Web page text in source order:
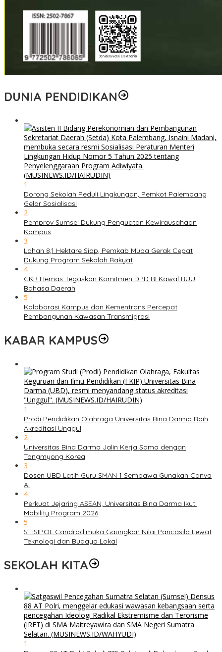
DUNIA PENDIDIKAN
1
Dorong Sekolah Peduli Lingkungan, Pemkot Palembang
Gelar Sosialisasi
2
Pemprov Sumsel Dukung Penguatan Kewirausahaan
Kampus
3
Lahan 8,1 Hektare Siap, Pemkab Muba Gerak Cepat
Dukung Program Sekolah Rakyat
4
GKR Hemas Tegaskan Komitmen DPD RI Kawal RUU
Bahasa Daerah
5
Kolaborasi Kampus dan Kementrans Percepat
Pembangunan Kawasan Transmigrasi
KABAR KAMPUS
1
Prodi Pendidikan Olahraga Universitas Bina Darma Raih
Akreditasi Unggul
2
Universitas Bina Darma Jalin Kerja Sama dengan
Tongmyong Korea
3
Dosen UBD Latih Guru SMAN 1 Sembawa Gunakan Canva
AI
4
Perkuat Jejaring ASEAN, Universitas Bina Darma Ikuti
Mobility Program 2026
5
STISIPOL Candradimuka Gaungkan Nilai Pancasila Lewat
Teknologi dan Budaya Lokal
SEKOLAH KITA
1